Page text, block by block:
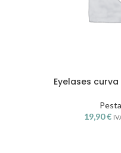
Eyelases
19,90€